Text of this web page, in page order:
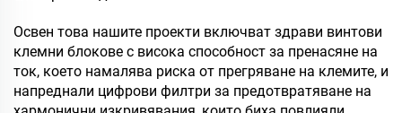
Освен това нашите проекти включват здрави винтови
клемни блокове с висока способност за пренасяне на
ток, което намалява риска от прегряване на клемите, и
напреднали цифрови филтри за предотвратяване на